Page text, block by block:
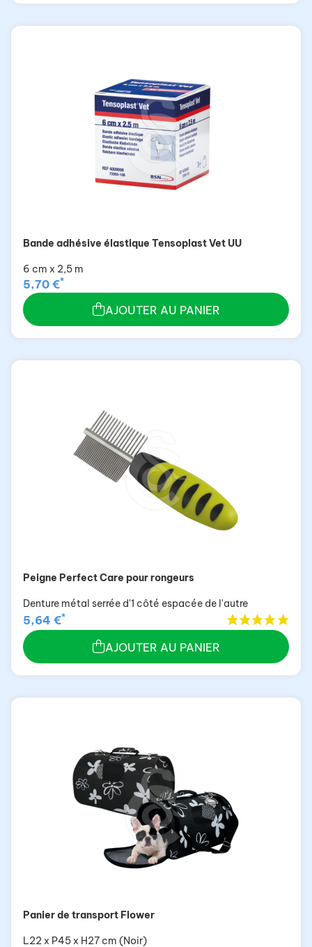
Bande adhésive élastique Tensoplast Vet UU
6 cm x 2,5 m
5,70 €*
AJOUTER AU PANIER
Peigne Perfect Care pour rongeurs
Denture métal serrée d'1 côté espacée de l'autre
5,64 €*
AJOUTER AU PANIER
Panier de transport Flower
L22 x P45 x H27 cm (Noir)